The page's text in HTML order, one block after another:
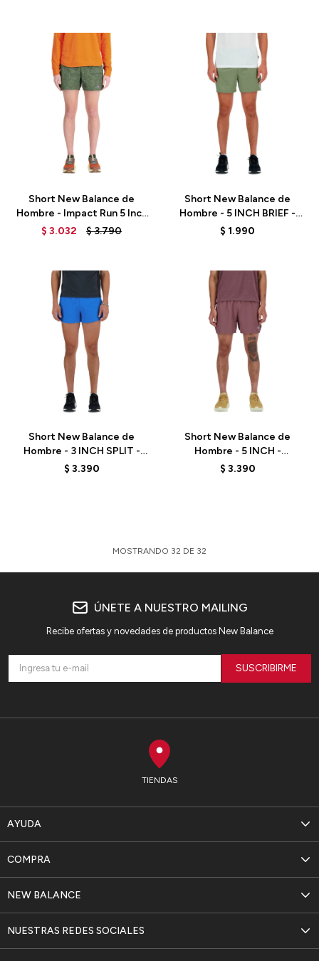
Short New Balance de
Hombre - Impact Run 5 Inch
- MS33279KOU - GREEN
$ 3.032 $3.790
Short New Balance de
Hombre - 5 INCH BRIEF -
MS41227DEK - GREEN
$ 1.990
Short New Balance de
Hombre - 3 INCH SPLIT -
MS41280BUL - BLUE
$ 3.390
Short New Balance de
Hombre - 5 INCH -
MS41286LIE - BROWN
$ 3.390
MOSTRANDO 32 DE 32
TIENDAS
AYUDA
NEW BALANCE
COMPRA
NUESTRAS REDES SOCIALES
ÚNETE A NUESTRO MAILING
Recibe ofertas y novedades de productos New Balance
SUSCRIBIRME